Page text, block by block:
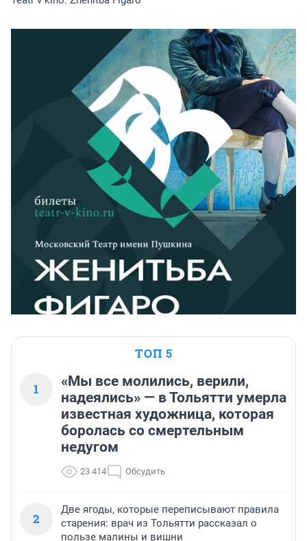
ТОП 5
1
«Мы все молились, верили,
надеялись» — в Тольятти умерла
известная художница, которая
боролась со смертельным
недугом
23 414 Обсудить
2
Две ягоды, которые переписывают правила
старения: врач из Тольятти рассказал о
пользе малины и вишни